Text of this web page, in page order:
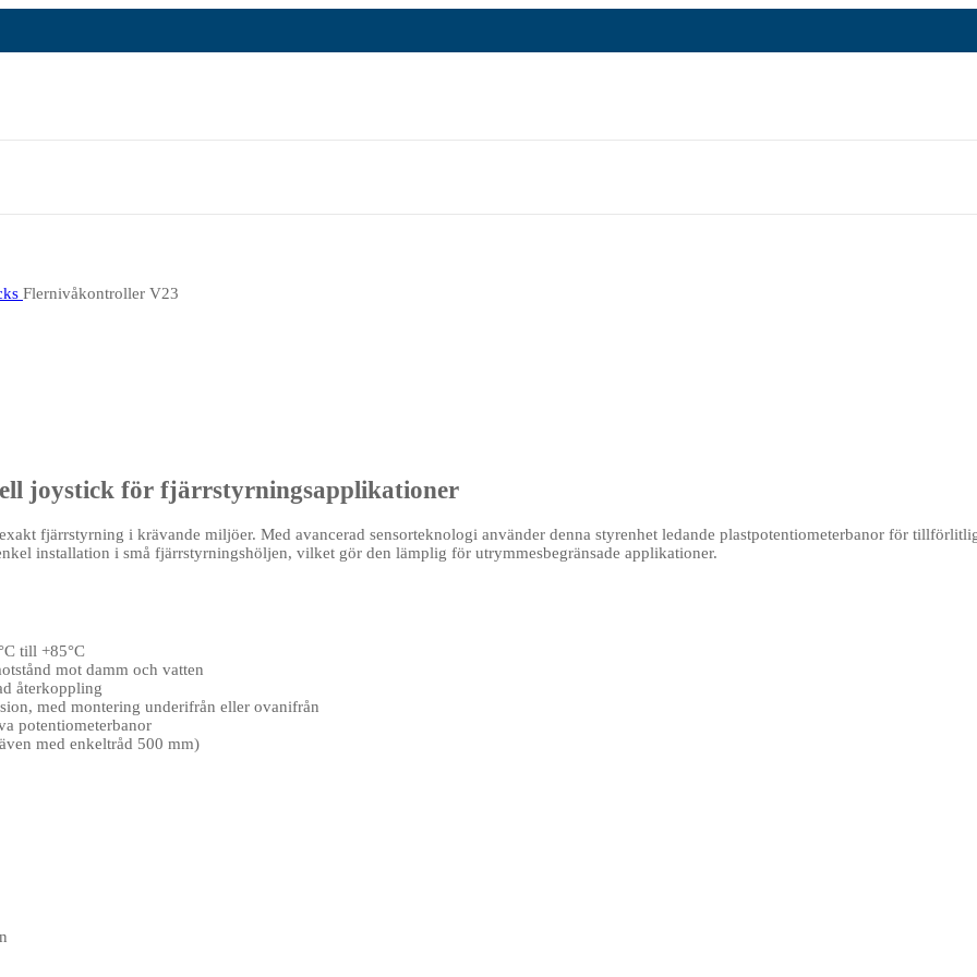
Flernivåkontroller V23
joystick för fjärrstyrningsapplikationer
fjärrstyrning i krävande miljöer. Med avancerad sensorteknologi använder denna styrenhet ledande plastpotentiometerbanor för
installation i små fjärrstyrningshöljen, vilket gör den lämplig för utrymmesbegränsade applikationer.
till +85°C
mot damm och vatten
återkoppling
med montering underifrån eller ovanifrån
potentiometerbanor
med enkeltråd 500 mm)